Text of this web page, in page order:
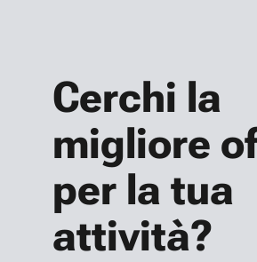
Cerchi la
migliore
per la tua
attività?